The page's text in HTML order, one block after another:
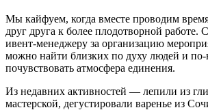
Мы кайфуем, когда вместе проводим
друг друга к более плодотворной работе.
ивент-менеджеру за организацию
можно найти близких по духу людей и
почувствовать атмосфера единения.
Из недавних активностей — лепили из
мастерской, дегустировали варенье из